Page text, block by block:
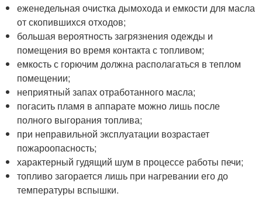
еженедельная очистка дымохода и емкости для масла
от скопившихся отходов;
большая вероятность загрязнения одежды и
помещения во время контакта с топливом;
емкость с горючим должна располагаться в теплом
помещении;
неприятный запах отработанного масла;
погасить пламя в аппарате можно лишь после
полного выгорания топлива;
при неправильной эксплуатации возрастает
пожароопасность;
характерный гудящий шум в процессе работы печи;
топливо загорается лишь при нагревании его до
температуры вспышки.